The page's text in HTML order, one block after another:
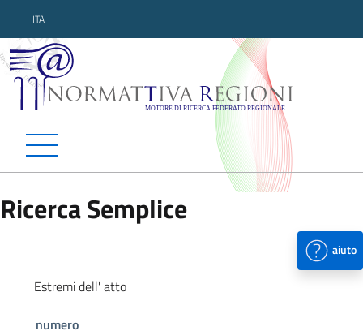
ITA
Normattiva Regioni -
Ricerca Semplice
aiuto
Estremi dell' atto
numero